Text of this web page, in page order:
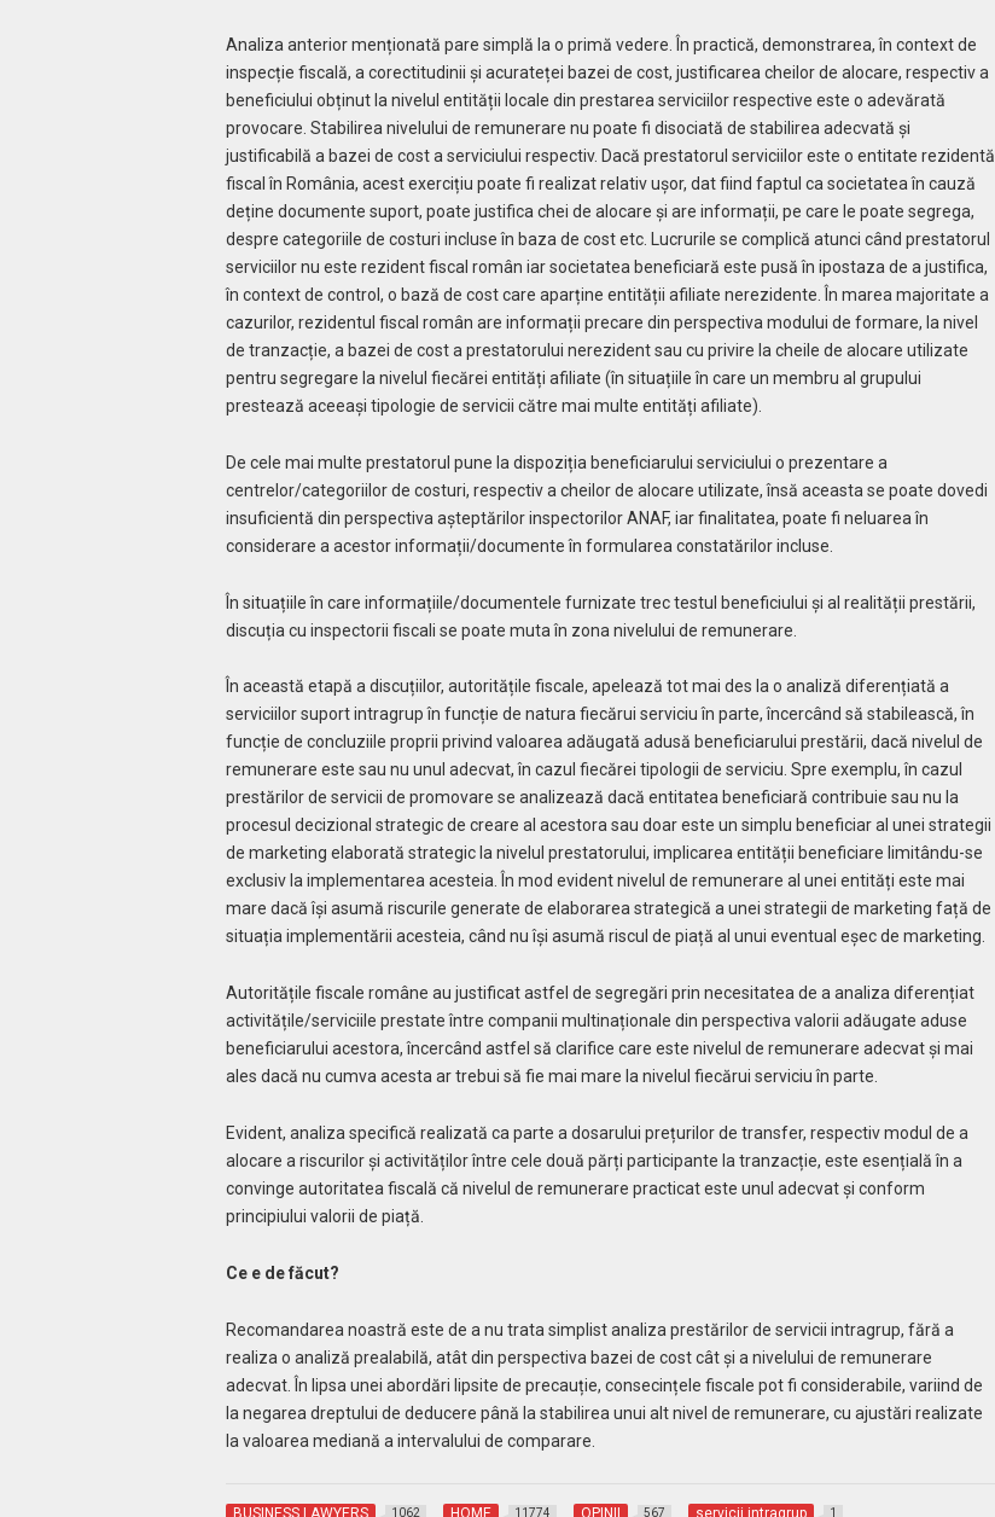
Analiza anterior menționată pare simplă la o primă vedere. În practică, demonstrarea, în context de
inspecție fiscală, a corectitudinii și acurateței bazei de cost, justificarea cheilor de alocare, respectiv a
beneficiului obținut la nivelul entității locale din prestarea serviciilor respective este o adevărată
provocare. Stabilirea nivelului de remunerare nu poate fi disociată de stabilirea adecvată și
justificabilă a bazei de cost a serviciului respectiv. Dacă prestatorul serviciilor este o entitate rezidentă
fiscal în România, acest exercițiu poate fi realizat relativ ușor, dat fiind faptul ca societatea în cauză
deține documente suport, poate justifica chei de alocare și are informații, pe care le poate segrega,
despre categoriile de costuri incluse în baza de cost etc. Lucrurile se complică atunci când prestatorul
serviciilor nu este rezident fiscal român iar societatea beneficiară este pusă în ipostaza de a justifica,
în context de control, o bază de cost care aparține entității afiliate nerezidente. În marea majoritate a
cazurilor, rezidentul fiscal român are informații precare din perspectiva modului de formare, la nivel
de tranzacție, a bazei de cost a prestatorului nerezident sau cu privire la cheile de alocare utilizate
pentru segregare la nivelul fiecărei entități afiliate (în situațiile în care un membru al grupului
prestează aceeași tipologie de servicii către mai multe entități afiliate).
De cele mai multe prestatorul pune la dispoziția beneficiarului serviciului o prezentare a
centrelor/categoriilor de costuri, respectiv a cheilor de alocare utilizate, însă aceasta se poate dovedi
insuficientă din perspectiva așteptărilor inspectorilor ANAF, iar finalitatea, poate fi neluarea în
considerare a acestor informații/documente în formularea constatărilor incluse.
În situațiile în care informațiile/documentele furnizate trec testul beneficiului și al realității prestării,
discuția cu inspectorii fiscali se poate muta în zona nivelului de remunerare.
În această etapă a discuțiilor, autoritățile fiscale, apelează tot mai des la o analiză diferențiată a
serviciilor suport intragrup în funcție de natura fiecărui serviciu în parte, încercând să stabilească, în
funcție de concluziile proprii privind valoarea adăugată adusă beneficiarului prestării, dacă nivelul de
remunerare este sau nu unul adecvat, în cazul fiecărei tipologii de serviciu. Spre exemplu, în cazul
prestărilor de servicii de promovare se analizează dacă entitatea beneficiară contribuie sau nu la
procesul decizional strategic de creare al acestora sau doar este un simplu beneficiar al unei strategii
de marketing elaborată strategic la nivelul prestatorului, implicarea entității beneficiare limitându-se
exclusiv la implementarea acesteia. În mod evident nivelul de remunerare al unei entități este mai
mare dacă își asumă riscurile generate de elaborarea strategică a unei strategii de marketing față de
situația implementării acesteia, când nu își asumă riscul de piață al unui eventual eșec de marketing.
Autoritățile fiscale române au justificat astfel de segregări prin necesitatea de a analiza diferențiat
activitățile/serviciile prestate între companii multinaționale din perspectiva valorii adăugate aduse
beneficiarului acestora, încercând astfel să clarifice care este nivelul de remunerare adecvat și mai
ales dacă nu cumva acesta ar trebui să fie mai mare la nivelul fiecărui serviciu în parte.
Evident, analiza specifică realizată ca parte a dosarului prețurilor de transfer, respectiv modul de a
alocare a riscurilor și activităților între cele două părți participante la tranzacție, este esențială în a
convinge autoritatea fiscală că nivelul de remunerare practicat este unul adecvat și conform
principiului valorii de piață.
Ce e de făcut?
Recomandarea noastră este de a nu trata simplist analiza prestărilor de servicii intragrup, fără a
realiza o analiză prealabilă, atât din perspectiva bazei de cost cât și a nivelului de remunerare
adecvat. În lipsa unei abordări lipsite de precauție, consecințele fiscale pot fi considerabile, variind de
la negarea dreptului de deducere până la stabilirea unui alt nivel de remunerare, cu ajustări realizate
la valoarea mediană a intervalului de comparare.
BUSINESS LAWYERS 1062 HOME 11774 OPINII 567 servicii intragrup 1